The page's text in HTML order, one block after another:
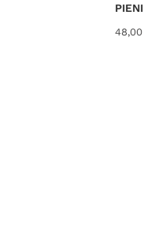
PIENI
48,00